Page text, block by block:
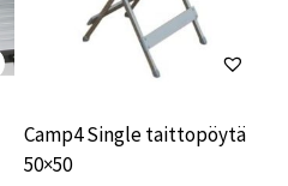
Camp4 Single taittopöytä
50×50